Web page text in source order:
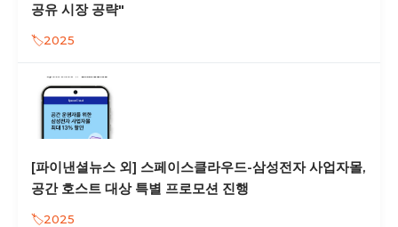
공유 시장 공략"
2025
[파이낸셜뉴스 외] 스페이스클라우드-삼성전자 사업자몰,
공간 호스트 대상 특별 프로모션 진행
2025